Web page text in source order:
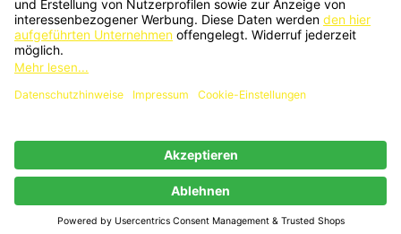
SHOP
© 2026 - Webdesign by PriTumble